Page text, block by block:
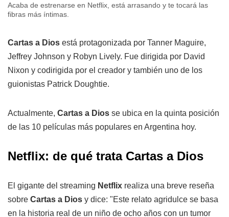
Acaba de estrenarse en Netflix, está arrasando y te tocará las
fibras más íntimas.
Cartas a Dios está protagonizada por Tanner Maguire,
Jeffrey Johnson y Robyn Lively. Fue dirigida por David
Nixon y codirigida por el creador y también uno de los
guionistas Patrick Doughtie.
Actualmente, Cartas a Dios se ubica en la quinta posición
de las 10 películas más populares en Argentina hoy.
Netflix: de qué trata Cartas a Dios
El gigante del streaming Netflix realiza una breve reseña
sobre Cartas a Dios y dice: "Este relato agridulce se basa
en la historia real de un niño de ocho años con un tumor